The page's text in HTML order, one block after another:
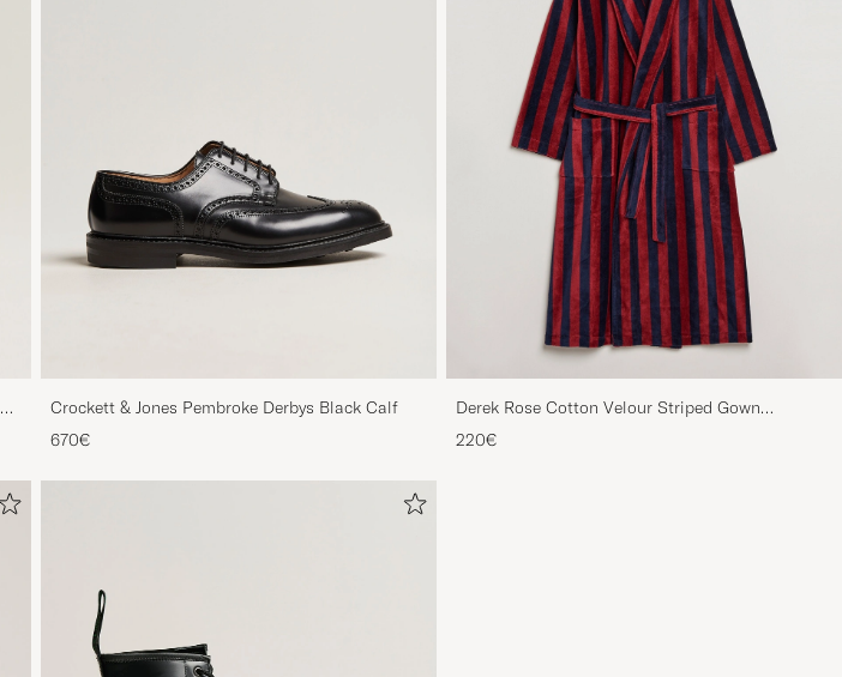
Crockett & Jones Pembroke Derbys Black Calf
670€
Derek Rose Cotton Velour Striped Gown
Red/Blue
220€